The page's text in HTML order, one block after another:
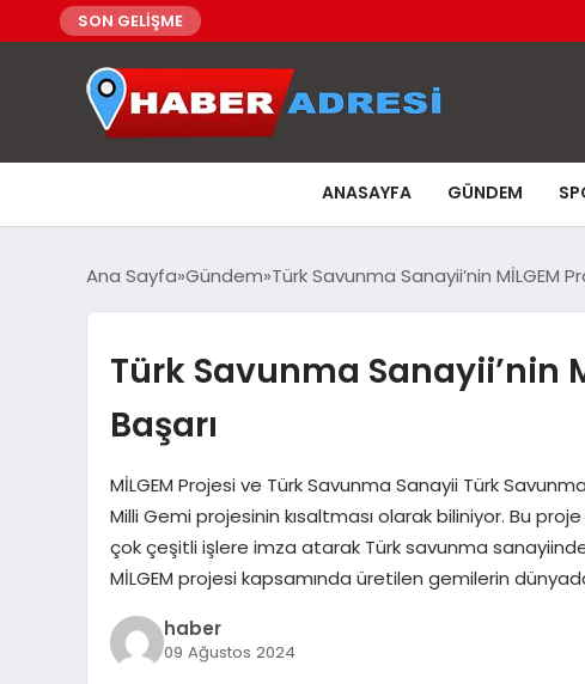
SON GELİŞME
ANASAYFA GÜNDEM
Ana Sayfa Gündem Türk Savunma Sanayii’nin MİLGEM
Türk Savunma Sanayii’nin
Başarı
MİLGEM Projesi ve Türk Savunma Sanayii Türk
Milli Gemi projesinin kısaltması olarak biliniyor. Bu
çok çeşitli işlere imza atarak Türk savunma sanayiinde
MİLGEM projesi kapsamında üretilen gemilerin
haber
09 Ağustos 2024